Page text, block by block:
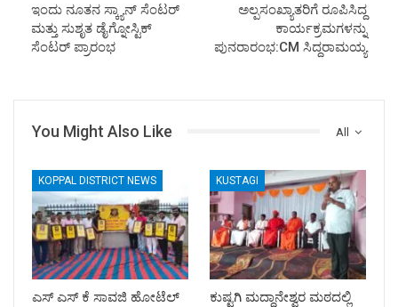
ಇಂದು ನೂತನ ಸ್ಕ್ಯಾನ್ ಸೆಂಟರ್
ಮತ್ತು ಸುಶೃತ ಡೈಗ್ನೋಸ್ಟಿಕ್
ಸೆಂಟರ್ ಪ್ರಾರಂಭ
ಅಲ್ಪಸಂಖ್ಯಾತರಿಗೆ ರೂಪಿಸಿದ್ದ
ಕಾರ್ಯಕ್ರಮಗಳನ್ನು
ಪುನರಾರಂಭ:CM ಸಿದ್ದರಾಮಯ್ಯ
All
You Might Also Like
KOPPAL DISTRICT NEWS
ಎಸ್ ಎಸ್ ಕೆ ಸಾವಜಿ ಹೋಟೆಲ್
KUSTAGI
ಕುಷ್ಟಗಿ ಮದ್ದಾನೇಶ್ವರ ಮಠದಲ್ಲಿ